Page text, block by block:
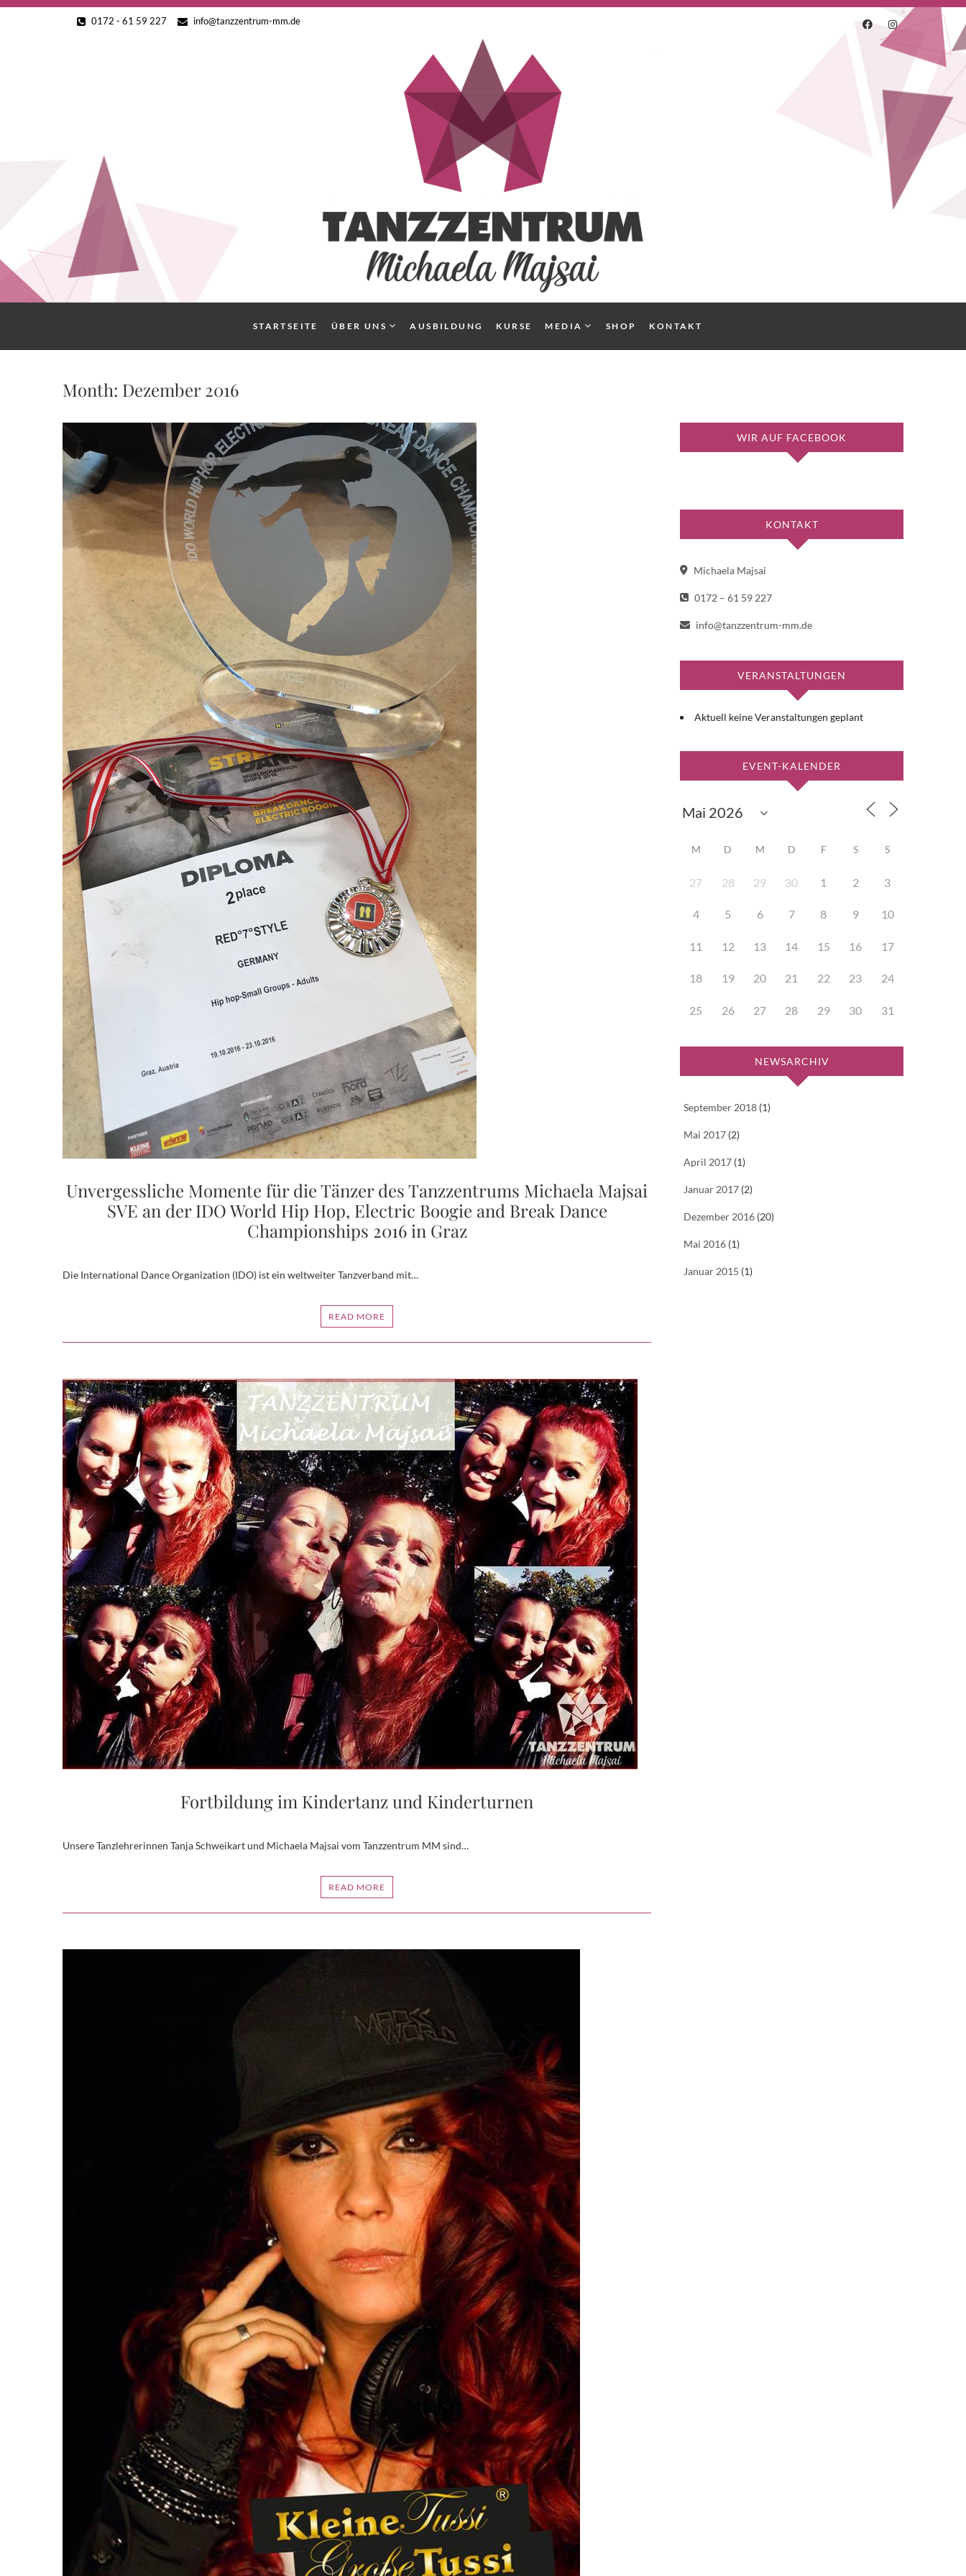
Skip
0172 - 61 59 227 info@tanzzentrum-mm.de
Tanzzentrum Michaela Majsai
HERZLICH WILLKOMMEN IN DEINER TANZSCHULE!
STARTSEITE ÜBER UNS AUSBILDUNG KURSE MEDIA SHOP KONTAKT
Month: Dezember 2016
Unvergessliche Momente für die Tänzer des Tanzzentrums Michaela Majsai
SVE an der IDO World Hip Hop, Electric Boogie and Break Dance
Championships 2016 in Graz
Die International Dance Organization (IDO) ist ein weltweiter Tanzverband mit…
READ MORE
Fortbildung im Kindertanz und Kinderturnen
Unsere Tanzlehrerinnen Tanja Schweikart und Michaela Majsai vom Tanzzentrum MM sind…
READ MORE
WIR AUF FACEBOOK
KONTAKT
Michaela Majsai
0172 – 61 59 227
info@tanzzentrum-mm.de
VERANSTALTUNGEN
Aktuell keine Veranstaltungen geplant
EVENT-KALENDER
M D M D F S S
27 28 29 30 1 2 3
4 5 6 7 8 9 10
11 12 13 14 15 16 17
18 19 20 21 22 23 24
25 26 27 28 29 30 31
NEWSARCHIV
September 2018 (1)
Mai 2017 (2)
April 2017 (1)
Januar 2017 (2)
Dezember 2016 (20)
Mai 2016 (1)
Januar 2015 (1)